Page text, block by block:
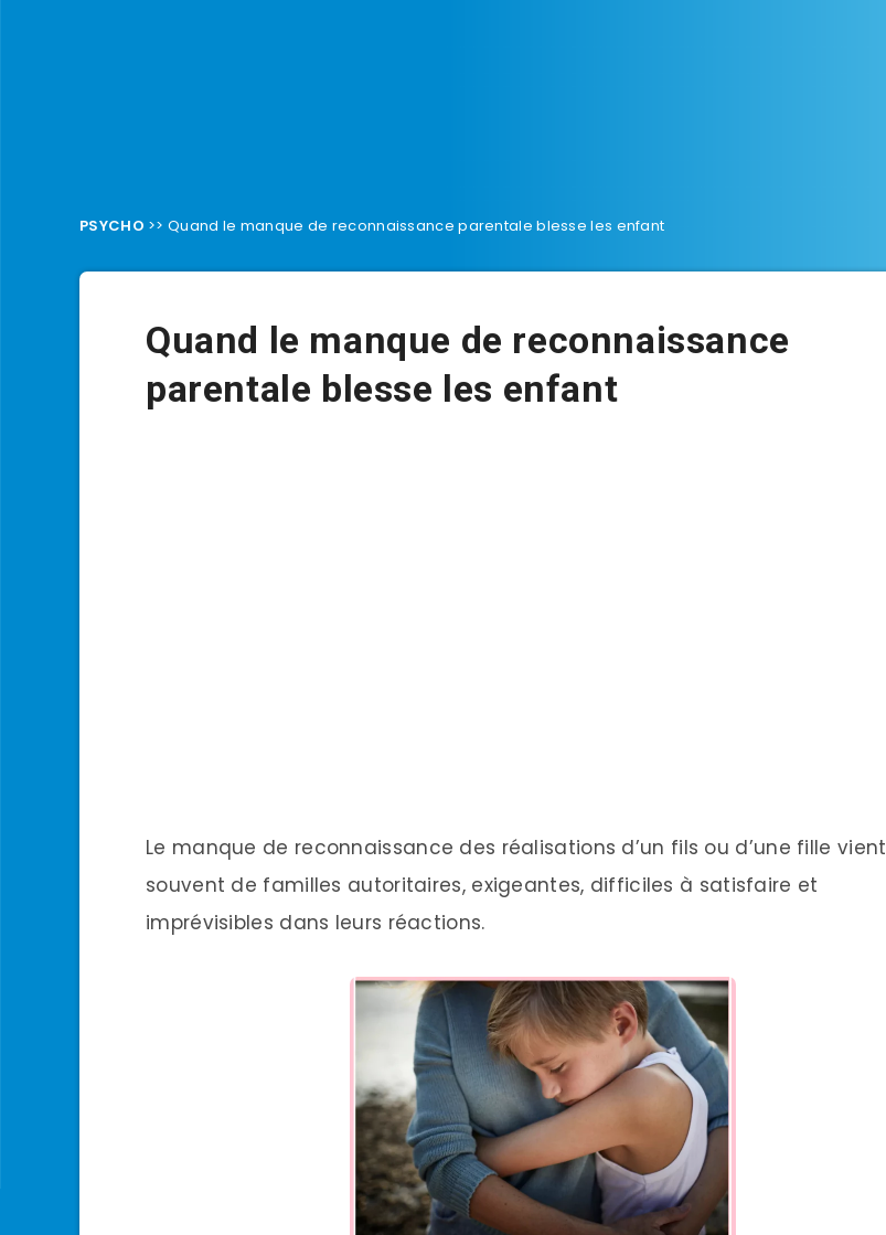
PSYCHO >>Quand le manque de reconnaissance parentale blesse les enfant
Quand le manque de reconnaissance
parentale blesse les enfant
Le manque de reconnaissance des réalisations d’un fils ou d’une fille vient
souvent de familles autoritaires, exigeantes, difficiles à satisfaire et
imprévisibles dans leurs réactions.